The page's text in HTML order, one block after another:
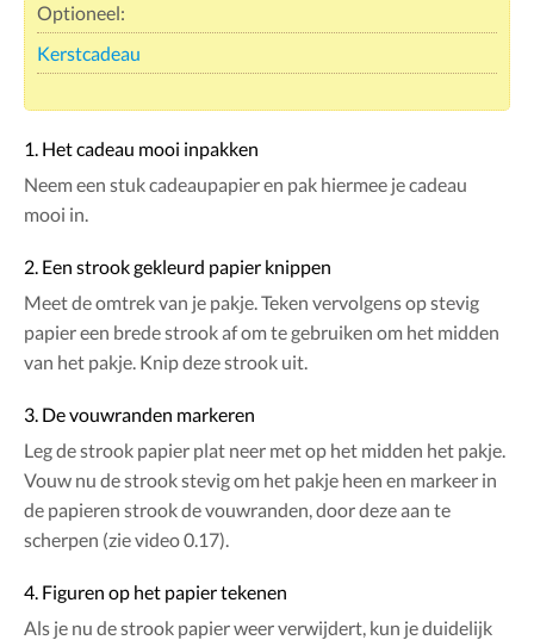
Optioneel:
Kerstcadeau
1. Het cadeau mooi inpakken
Neem een stuk cadeaupapier en pak hiermee je cadeau
mooi in.
2. Een strook gekleurd papier knippen
Meet de omtrek van je pakje. Teken vervolgens op stevig
papier een brede strook af om te gebruiken om het midden
van het pakje. Knip deze strook uit.
3. De vouwranden markeren
Leg de strook papier plat neer met op het midden het pakje.
Vouw nu de strook stevig om het pakje heen en markeer in
de papieren strook de vouwranden, door deze aan te
scherpen (zie video 0.17).
4. Figuren op het papier tekenen
Als je nu de strook papier weer verwijdert, kun je duidelijk